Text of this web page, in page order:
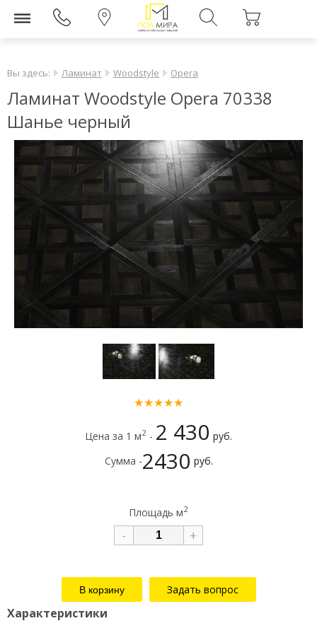
Вы здесь: Ламинат Woodstyle Opera
Ламинат Woodstyle Opera 70338
Шанье черный
★★★★★
Цена за 1 м2 - 2 430 руб.
Сумма -2430 руб.
Площадь м2
- +
Задать вопрос